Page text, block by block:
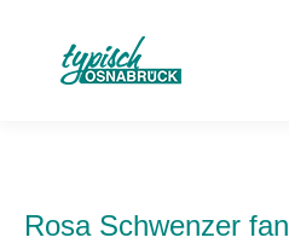
Rosa Schwenzer